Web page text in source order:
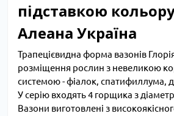
підставкою
Алеана Україна
Трапецієвидна форма вазонів
розміщення рослин з невеликою
системою - фіалок, спатифиллума,
У серію входять 4 горщика з
Вазони виготовлені з